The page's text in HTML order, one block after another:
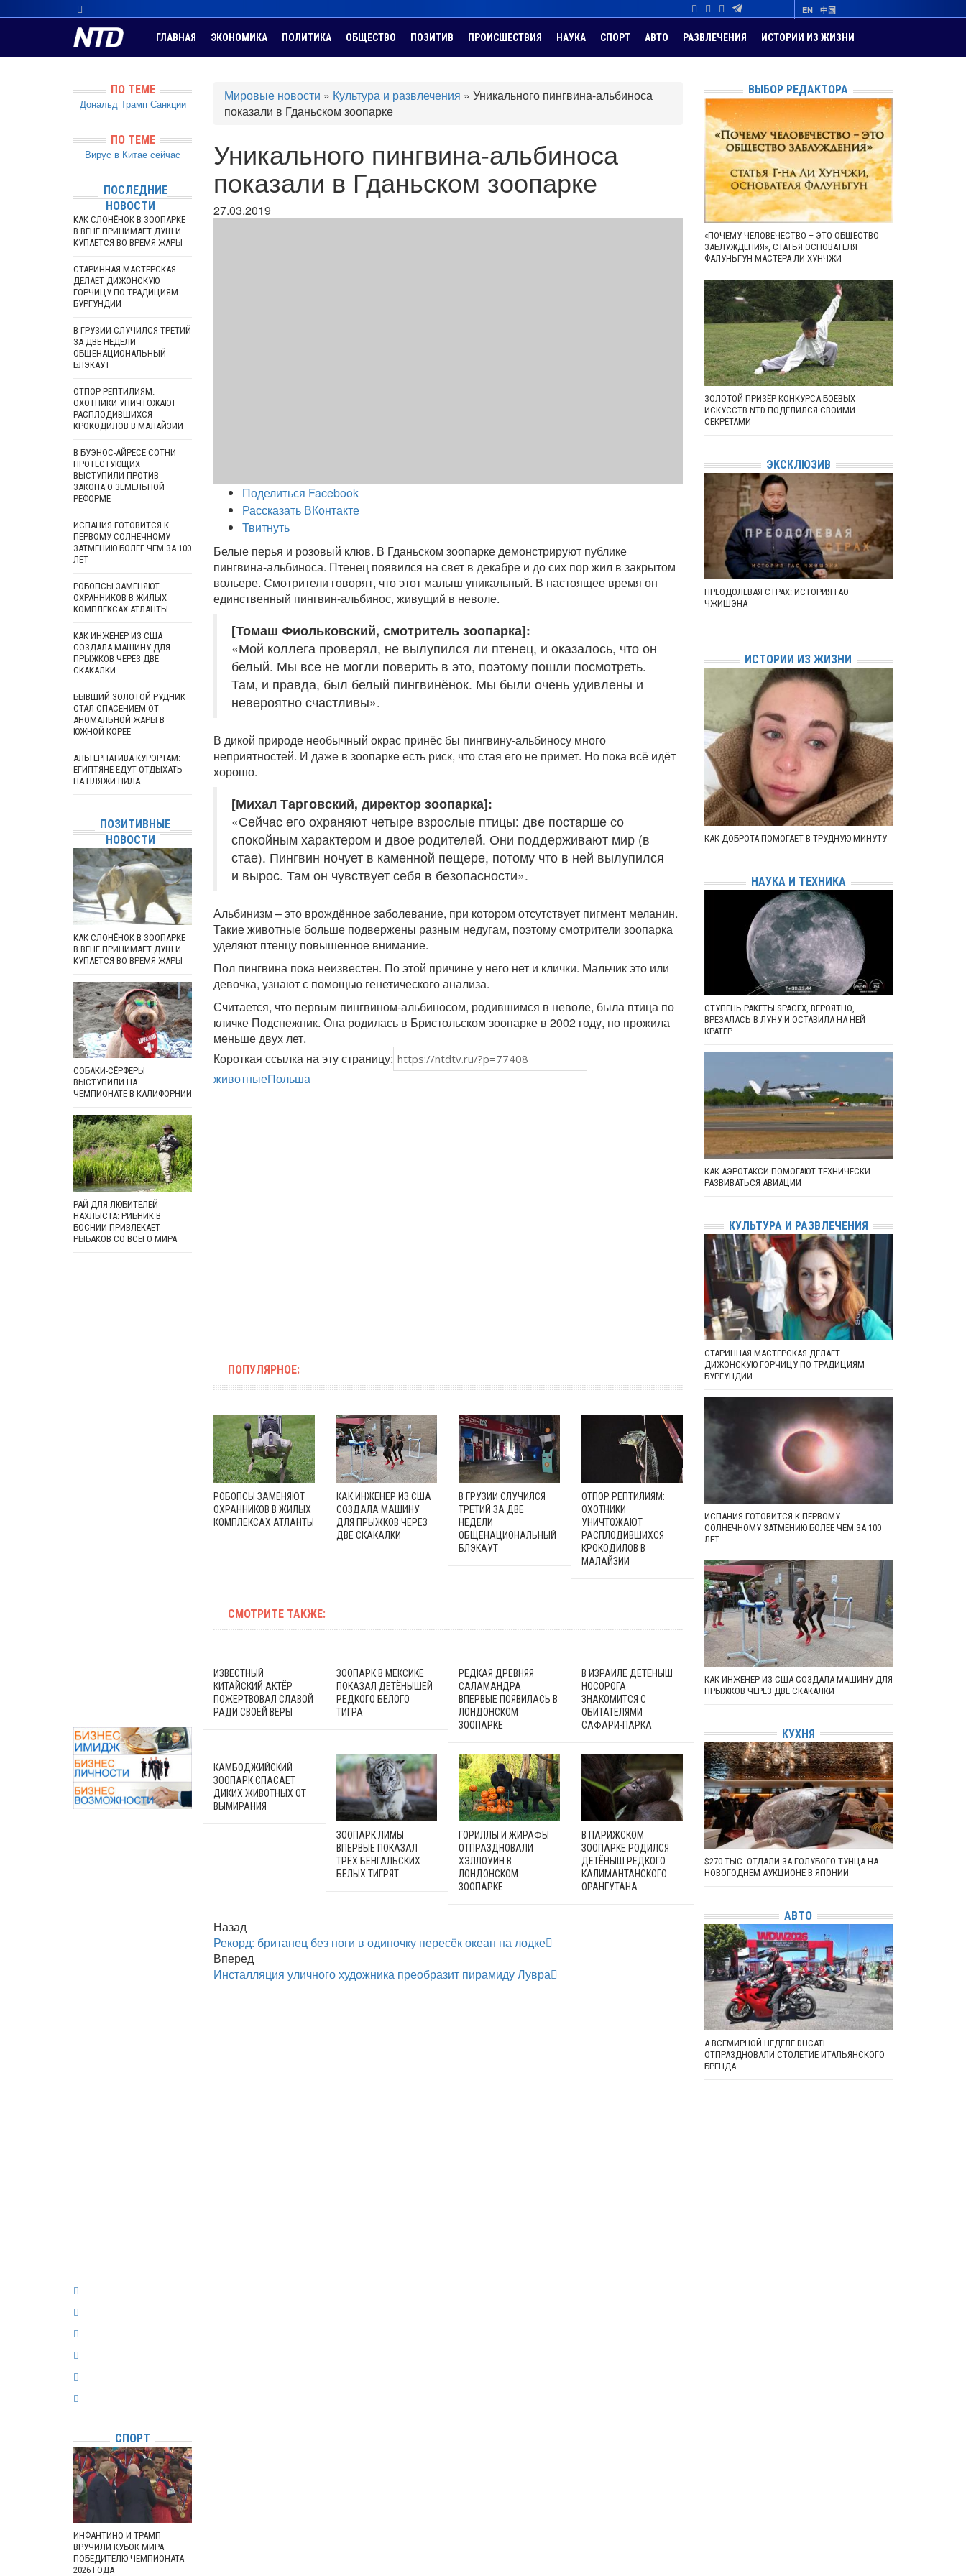
EN 中国
ГЛАВНАЯ ЭКОНОМИКА ПОЛИТИКА ОБЩЕСТВО ПОЗИТИВ ПРОИСШЕСТВИЯ НАУКА СПОРТ АВТО РАЗВЛЕЧЕНИЯ ИСТОРИИ ИЗ ЖИЗНИ
Мировые новости » Культура и развлечения » Уникального пингвина-альбиноса
показали в Гданьском зоопарке
Уникального пингвина-альбиноса
показали в Гданьском зоопарке
27.03.2019
Поделиться Facebook
Рассказать ВКонтакте
Твитнуть
Белые перья и розовый клюв. В Гданьском зоопарке демонстрируют публике
пингвина-альбиноса. Птенец появился на свет в декабре и до сих пор жил в закрытом
вольере. Смотрители говорят, что этот малыш уникальный. В настоящее время он
единственный пингвин-альбинос, живущий в неволе.
[Томаш Фиольковский, смотритель зоопарка]:
«Мой коллега проверял, не вылупился ли птенец, и оказалось, что он
белый. Мы все не могли поверить в это, поэтому пошли посмотреть.
Там, и правда, был белый пингвинёнок. Мы были очень удивлены и
невероятно счастливы».
В дикой природе необычный окрас принёс бы пингвину-альбиносу много
неприятностей. И даже в зоопарке есть риск, что стая его не примет. Но пока всё идёт
хорошо.
[Михал Тарговский, директор зоопарка]:
«Сейчас его охраняют четыре взрослые птицы: две постарше со
спокойным характером и двое родителей. Они поддерживают мир (в
стае). Пингвин ночует в каменной пещере, потому что в ней вылупился
и вырос. Там он чувствует себя в безопасности».
Альбинизм – это врождённое заболевание, при котором отсутствует пигмент меланин.
Такие животные больше подвержены разным недугам, поэтому смотрители зоопарка
уделяют птенцу повышенное внимание.
Пол пингвина пока неизвестен. По этой причине у него нет и клички. Мальчик это или
девочка, узнают с помощью генетического анализа.
Считается, что первым пингвином-альбиносом, родившимся в неволе, была птица по
кличке Подснежник. Она родилась в Бристольском зоопарке в 2002 году, но прожила
меньше двух лет.
Короткая ссылка на эту страницу:
животныеПольша
ПОПУЛЯРНОЕ:
РОБОПСЫ ЗАМЕНЯЮТ
ОХРАННИКОВ В ЖИЛЫХ
КОМПЛЕКСАХ АТЛАНТЫ
КАК ИНЖЕНЕР ИЗ США
СОЗДАЛА МАШИНУ
ДЛЯ ПРЫЖКОВ ЧЕРЕЗ
ДВЕ СКАКАЛКИ
В ГРУЗИИ СЛУЧИЛСЯ
ТРЕТИЙ ЗА ДВЕ
НЕДЕЛИ
ОБЩЕНАЦИОНАЛЬНЫЙ
БЛЭКАУТ
ОТПОР РЕПТИЛИЯМ:
ОХОТНИКИ
УНИЧТОЖАЮТ
РАСПЛОДИВШИХСЯ
КРОКОДИЛОВ В
МАЛАЙЗИИ
СМОТРИТЕ ТАКЖЕ:
ИЗВЕСТНЫЙ
КИТАЙСКИЙ АКТЁР
ПОЖЕРТВОВАЛ СЛАВОЙ
РАДИ СВОЕЙ ВЕРЫ
ЗООПАРК В МЕКСИКЕ
ПОКАЗАЛ ДЕТЁНЫШЕЙ
РЕДКОГО БЕЛОГО
ТИГРА
РЕДКАЯ ДРЕВНЯЯ
САЛАМАНДРА
ВПЕРВЫЕ ПОЯВИЛАСЬ В
ЛОНДОНСКОМ
ЗООПАРКЕ
В ИЗРАИЛЕ ДЕТЁНЫШ
НОСОРОГА
ЗНАКОМИТСЯ С
ОБИТАТЕЛЯМИ
САФАРИ-ПАРКА
КАМБОДЖИЙСКИЙ
ЗООПАРК СПАСАЕТ
ДИКИХ ЖИВОТНЫХ ОТ
ВЫМИРАНИЯ
ЗООПАРК ЛИМЫ
ВПЕРВЫЕ ПОКАЗАЛ
ТРЁХ БЕНГАЛЬСКИХ
БЕЛЫХ ТИГРЯТ
ГОРИЛЛЫ И ЖИРАФЫ
ОТПРАЗДНОВАЛИ
ХЭЛЛОУИН В
ЛОНДОНСКОМ
ЗООПАРКЕ
В ПАРИЖСКОМ
ЗООПАРКЕ РОДИЛСЯ
ДЕТЁНЫШ РЕДКОГО
КАЛИМАНТАНСКОГО
ОРАНГУТАНА
Назад
Рекорд: британец без ноги в одиночку пересёк океан на лодке
Вперед
Инсталляция уличного художника преобразит пирамиду Лувра
ПО ТЕМЕ
Дональд Трамп Санкции
ПО ТЕМЕ
Вирус в Китае сейчас
ПОСЛЕДНИЕ
НОВОСТИ
КАК СЛОНЁНОК В ЗООПАРКЕ
В ВЕНЕ ПРИНИМАЕТ ДУШ И
КУПАЕТСЯ ВО ВРЕМЯ ЖАРЫ
СТАРИННАЯ МАСТЕРСКАЯ
ДЕЛАЕТ ДИЖОНСКУЮ
ГОРЧИЦУ ПО ТРАДИЦИЯМ
БУРГУНДИИ
В ГРУЗИИ СЛУЧИЛСЯ ТРЕТИЙ
ЗА ДВЕ НЕДЕЛИ
ОБЩЕНАЦИОНАЛЬНЫЙ
БЛЭКАУТ
ОТПОР РЕПТИЛИЯМ:
ОХОТНИКИ УНИЧТОЖАЮТ
РАСПЛОДИВШИХСЯ
КРОКОДИЛОВ В МАЛАЙЗИИ
В БУЭНОС-АЙРЕСЕ СОТНИ
ПРОТЕСТУЮЩИХ
ВЫСТУПИЛИ ПРОТИВ
ЗАКОНА О ЗЕМЕЛЬНОЙ
РЕФОРМЕ
ИСПАНИЯ ГОТОВИТСЯ К
ПЕРВОМУ СОЛНЕЧНОМУ
ЗАТМЕНИЮ БОЛЕЕ ЧЕМ ЗА 100
ЛЕТ
РОБОПСЫ ЗАМЕНЯЮТ
ОХРАННИКОВ В ЖИЛЫХ
КОМПЛЕКСАХ АТЛАНТЫ
КАК ИНЖЕНЕР ИЗ США
СОЗДАЛА МАШИНУ ДЛЯ
ПРЫЖКОВ ЧЕРЕЗ ДВЕ
СКАКАЛКИ
БЫВШИЙ ЗОЛОТОЙ РУДНИК
СТАЛ СПАСЕНИЕМ ОТ
АНОМАЛЬНОЙ ЖАРЫ В
ЮЖНОЙ КОРЕЕ
АЛЬТЕРНАТИВА КУРОРТАМ:
ЕГИПТЯНЕ ЕДУТ ОТДЫХАТЬ
НА ПЛЯЖИ НИЛА
ПОЗИТИВНЫЕ
НОВОСТИ
КАК СЛОНЁНОК В ЗООПАРКЕ
В ВЕНЕ ПРИНИМАЕТ ДУШ И
КУПАЕТСЯ ВО ВРЕМЯ ЖАРЫ
СОБАКИ-СЁРФЕРЫ
ВЫСТУПИЛИ НА
ЧЕМПИОНАТЕ В КАЛИФОРНИИ
РАЙ ДЛЯ ЛЮБИТЕЛЕЙ
НАХЛЫСТА: РИБНИК В
БОСНИИ ПРИВЛЕКАЕТ
РЫБАКОВ СО ВСЕГО МИРА
СПОРТ
ИНФАНТИНО И ТРАМП
ВРУЧИЛИ КУБОК МИРА
ПОБЕДИТЕЛЮ ЧЕМПИОНАТА
2026 ГОДА
ВЫБОР РЕДАКТОРА
«ПОЧЕМУ ЧЕЛОВЕЧЕСТВО – ЭТО ОБЩЕСТВО
ЗАБЛУЖДЕНИЯ», СТАТЬЯ ОСНОВАТЕЛЯ
ФАЛУНЬГУН МАСТЕРА ЛИ ХУНЧЖИ
ЗОЛОТОЙ ПРИЗЁР КОНКУРСА БОЕВЫХ
ИСКУССТВ NTD ПОДЕЛИЛСЯ СВОИМИ
СЕКРЕТАМИ
ЭКСКЛЮЗИВ
ПРЕОДОЛЕВАЯ СТРАХ: ИСТОРИЯ ГАО
ЧЖИШЭНА
ИСТОРИИ ИЗ ЖИЗНИ
КАК ДОБРОТА ПОМОГАЕТ В ТРУДНУЮ МИНУТУ
НАУКА И ТЕХНИКА
СТУПЕНЬ РАКЕТЫ SPACEX, ВЕРОЯТНО,
ВРЕЗАЛАСЬ В ЛУНУ И ОСТАВИЛА НА НЕЙ
КРАТЕР
КАК АЭРОТАКСИ ПОМОГАЮТ ТЕХНИЧЕСКИ
РАЗВИВАТЬСЯ АВИАЦИИ
КУЛЬТУРА И РАЗВЛЕЧЕНИЯ
СТАРИННАЯ МАСТЕРСКАЯ ДЕЛАЕТ
ДИЖОНСКУЮ ГОРЧИЦУ ПО ТРАДИЦИЯМ
БУРГУНДИИ
ИСПАНИЯ ГОТОВИТСЯ К ПЕРВОМУ
СОЛНЕЧНОМУ ЗАТМЕНИЮ БОЛЕЕ ЧЕМ ЗА 100
ЛЕТ
КАК ИНЖЕНЕР ИЗ США СОЗДАЛА МАШИНУ ДЛЯ
ПРЫЖКОВ ЧЕРЕЗ ДВЕ СКАКАЛКИ
КУХНЯ
$270 ТЫС. ОТДАЛИ ЗА ГОЛУБОГО ТУНЦА НА
НОВОГОДНЕМ АУКЦИОНЕ В ЯПОНИИ
АВТО
А ВСЕМИРНОЙ НЕДЕЛЕ DUCATI
ОТПРАЗДНОВАЛИ СТОЛЕТИЕ ИТАЛЬЯНСКОГО
БРЕНДА